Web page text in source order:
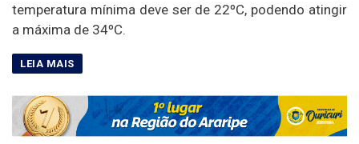
temperatura mínima deve ser de 22ºC, podendo atingir
a máxima de 34ºC.